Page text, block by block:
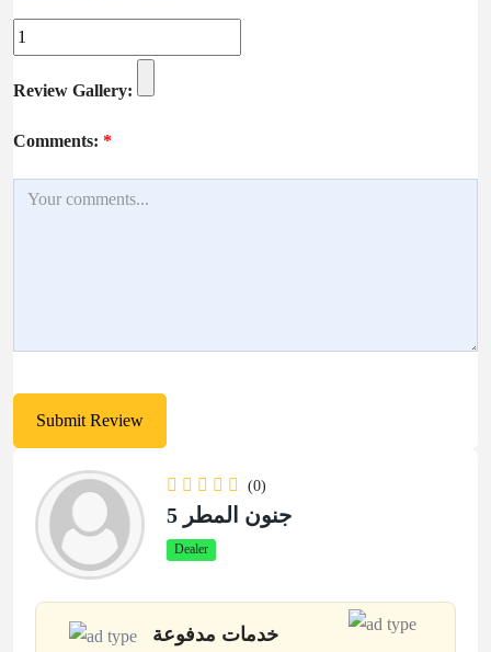
Review Gallery:
Comments: *
(0)
جنون المطر 5
Dealer
خدمات مدفوعة